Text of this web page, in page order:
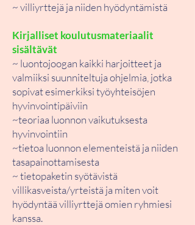
~ villiyrttejä ja niiden hyödyntämistä
Kirjalliset koulutusmateriaalit
sisältävät
~ luontojoogan kaikki harjoitteet ja
valmiiksi suunniteltuja ohjelmia, jotka
sopivat esimerkiksi työyhteisöjen
hyvinvointipäiviin
~teoriaa luonnon vaikutuksesta
hyvinvointiin
~tietoa luonnon elementeistä ja niiden
tasapainottamisesta
~ tietopaketin syötävistä
villikasveista/yrteistä ja miten voit
hyödyntää villiyrttejä omien ryhmiesi
kanssa.